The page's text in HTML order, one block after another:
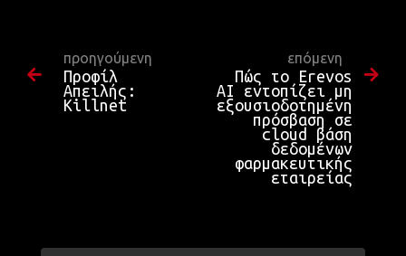
προηγούμενη
Προφίλ
Απειλής:
Killnet
επόμενη
Πώς το Erevos
AI εντοπίζει μη
εξουσιοδοτημένη
πρόσβαση σε
cloud βάση
δεδομένων
φαρμακευτικής
εταιρείας